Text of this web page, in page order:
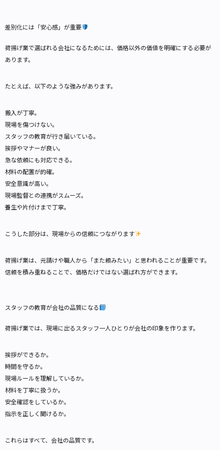
差別化には「安心感」が重要
荷揚げ業で選ばれる会社になるためには、価格以外の価値を明確にする必要が
あります。
たとえば、以下のような強みがあります。
搬入が丁寧。
現場を傷つけない。
スタッフの教育が行き届いている。
挨拶やマナーが良い。
急な依頼にも対応できる。
材料の配置が的確。
安全意識が高い。
現場監督との連携がスムーズ。
養生や片付けまで丁寧。
こうした部分は、現場からの信頼につながります
荷揚げ業は、元請けや職人から「また頼みたい」と思われることが重要です。
信頼を積み重ねることで、価格だけではない選ばれ方ができます。
スタッフの教育が会社の品質になる
荷揚げ業では、現場に出るスタッフ一人ひとりが会社の印象を作ります。
挨拶ができるか。
時間を守るか。
現場ルールを理解しているか。
材料を丁寧に扱うか。
安全確認をしているか。
指示を正しく聞けるか。
これらはすべて、会社の品質です。